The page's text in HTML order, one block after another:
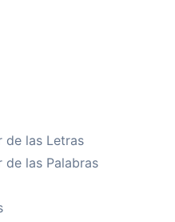
de las Letras
las Palabras